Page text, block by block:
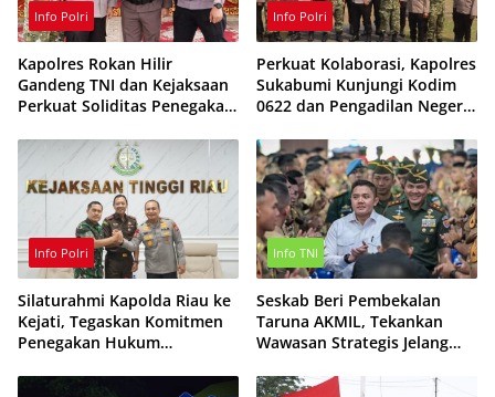
Info Polri
Kapolres Rokan Hilir
Gandeng TNI dan Kejaksaan
Perkuat Soliditas Penegakan
Info Polri
Perkuat Kolaborasi, Kapolres
Sukabumi Kunjungi Kodim
0622 dan Pengadilan Negeri
Info Polri
Silaturahmi Kapolda Riau ke
Kejati, Tegaskan Komitmen
Penegakan Hukum
Berintegritas
Info TNI
Seskab Beri Pembekalan
Taruna AKMIL, Tekankan
Wawasan Strategis Jelang